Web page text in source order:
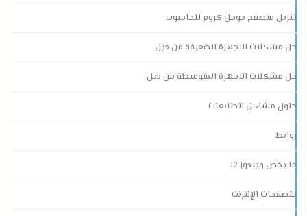
تنزيل متصفح جوجل كروم للحاسوب
حل مشكلات الاجهزة الضعيفة من ديل
حل مشكلات الاجهزة المتوسطة من ديل
حلول مشاكل الطابعات
روابط
ما يخص ويندوز 12
متصفحات الإنترنت